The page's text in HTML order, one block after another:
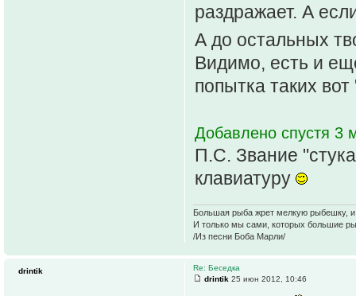
раздражает. А
А до остальных
Видимо, есть и
попытка таких
Добавлено спустя 3
П.С. Звание
клавиатуру
Большая рыба жрет мелкую рыбешку, и
И только мы сами, которых большие
/Из песни Боба Марли/
Re: Беседка
drintik 25 июн 2012, 10:46
drintik